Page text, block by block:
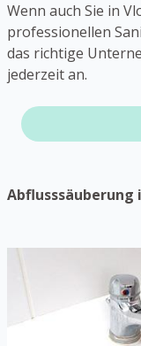
Wenn auch Sie in
professionellen
das richtige
jederzeit an.
Abflusssäuberung